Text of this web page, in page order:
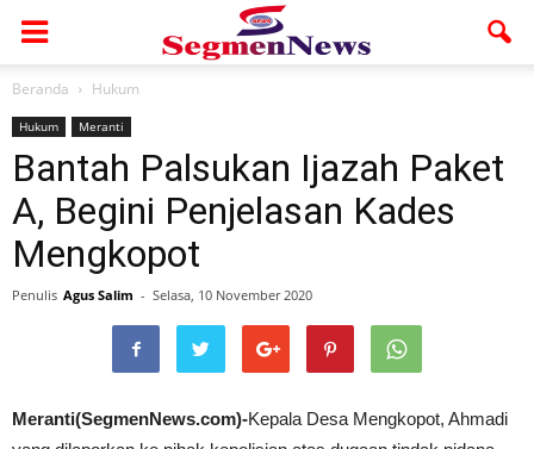
Beranda Hukum
Hukum Meranti
Bantah Palsukan Ijazah Paket
A, Begini Penjelasan Kades
Mengkopot
Penulis Agus Salim - Selasa, 10 November 2020
Meranti(SegmenNews.com)-Kepala Desa Mengkopot, Ahmadi